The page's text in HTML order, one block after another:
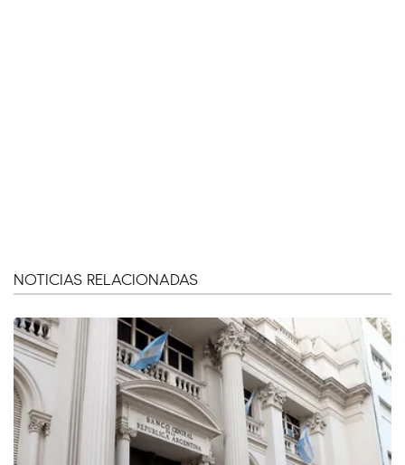
NOTICIAS RELACIONADAS